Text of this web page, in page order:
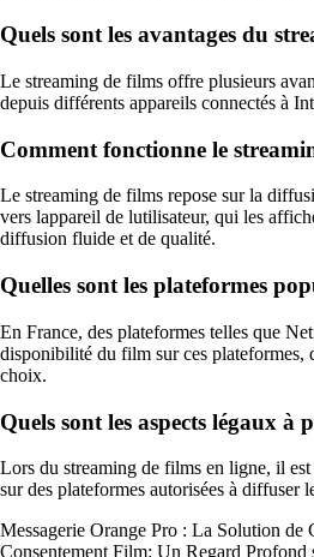
Quels sont les avantages du
Le streaming de films offre plusieurs
depuis différents appareils connectés à
Comment fonctionne le
Le streaming de films repose sur la
vers lappareil de lutilisateur, qui les
diffusion fluide et de qualité.
Quelles sont les plateformes
En France, des plateformes telles que
disponibilité du film sur ces plateformes,
choix.
Quels sont les aspects légaux
Lors du streaming de films en ligne, il
sur des plateformes autorisées à diffuser
Messagerie Orange Pro : La Solution de
Consentement Film: Un Regard Profond